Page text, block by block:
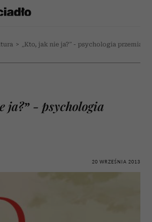
> „Kto, jak nie ja?” - psychologia przemiany
ja?” - psychologia
20 WRZEŚNIA 2013